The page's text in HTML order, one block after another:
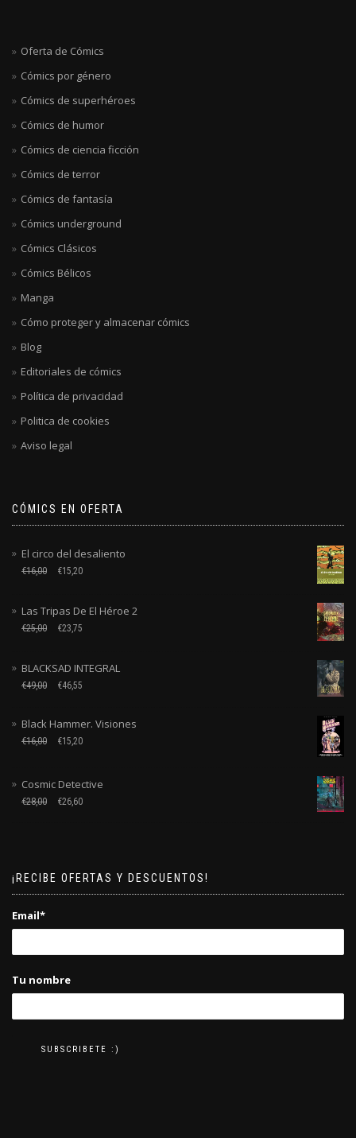
Oferta de Cómics
Cómics por género
Cómics de superhéroes
Cómics de humor
Cómics de ciencia ficción
Cómics de terror
Cómics de fantasía
Cómics underground
Cómics Clásicos
Cómics Bélicos
Manga
Cómo proteger y almacenar cómics
Blog
Editoriales de cómics
Política de privacidad
Politica de cookies
Aviso legal
CÓMICS EN OFERTA
El circo del desaliento
€16,00 €15,20
Las Tripas De El Héroe 2
€25,00 €23,75
BLACKSAD INTEGRAL
€49,00 €46,55
Black Hammer. Visiones
€16,00 €15,20
Cosmic Detective
€28,00 €26,60
¡RECIBE OFERTAS Y DESCUENTOS!
Email*
Tu nombre